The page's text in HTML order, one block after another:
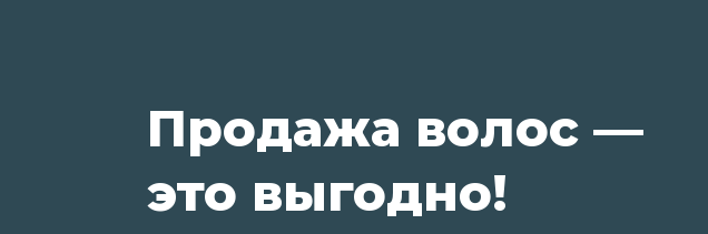
Продажа волос —
это выгодно!